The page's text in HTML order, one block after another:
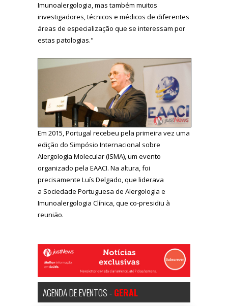
Imunoalergologia, mas também muitos
investigadores, técnicos e médicos de diferentes
áreas de especialização que se interessam por
estas patologias."
Em 2015, Portugal recebeu pela primeira vez uma
edição do Simpósio Internacional sobre
Alergologia Molecular (ISMA), um evento
organizado pela EAACI. Na altura, foi
precisamente Luís Delgado, que liderava
a Sociedade Portuguesa de Alergologia e
Imunoalergologia Clínica, que co-presidiu à
reunião.
AGENDA DE EVENTOS -GERAL